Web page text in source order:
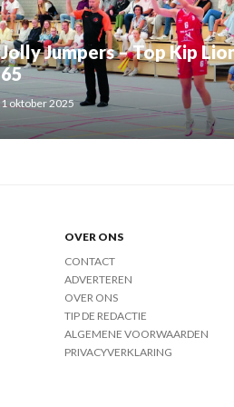
Jolly Jumpers – Top Kip
65
1 oktober 2025
OVER ONS
CONTACT
ADVERTEREN
OVER ONS
TIP DE REDACTIE
ALGEMENE VOORWAARDEN
PRIVACYVERKLARING